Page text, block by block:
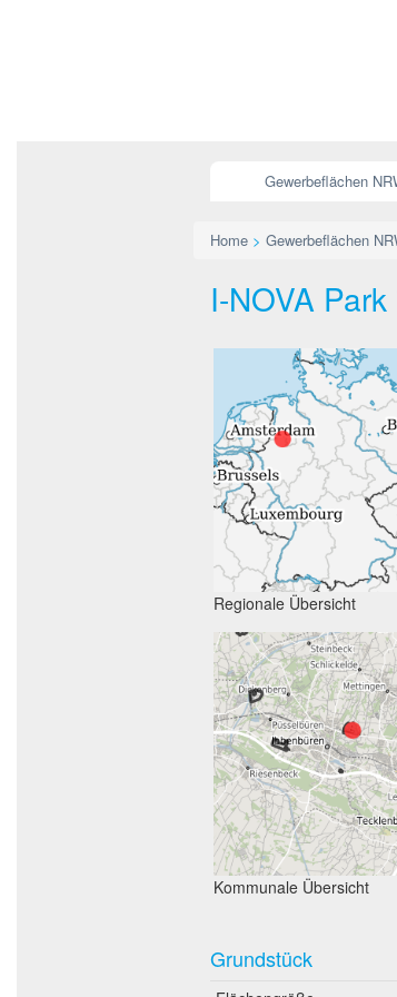
Gewerbeflächen
Home > Gewerbeflächen
I-NOVA
Regionale Übersicht
Kommunale Übersicht
Grundstück